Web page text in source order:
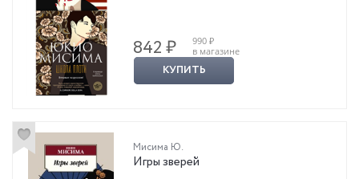
842 ₽
990 ₽
в магазине
КУПИТЬ
Мисима Ю.
Игры зверей